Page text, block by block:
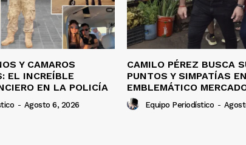
Y CAMAROS
EL INCREÍBLE
EN LA POLICÍA
- Agosto 6, 2026
CAMILO PÉREZ BUSCA
PUNTOS Y SIMPATÍAS
EMBLEMÁTICO
Equipo Periodístico -